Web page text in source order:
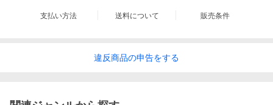
支払い方法 送料について 販売条件
違反商品の申告をする